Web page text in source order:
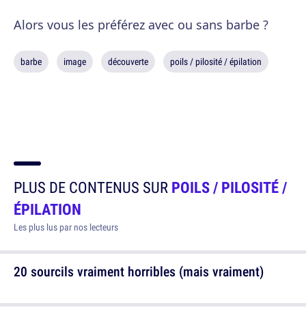
Alors vous les préférez avec ou sans barbe ?
barbe image découverte poils / pilosité / épilation
PLUS DE CONTENUS SURPOILS / PILOSITÉ /
ÉPILATION
Les plus lus par nos lecteurs
20 sourcils vraiment horribles (mais vraiment)